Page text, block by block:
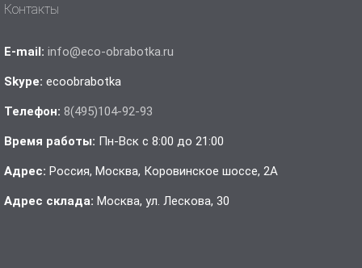
Контакты
E-mail: info@eco-obrabotka.ru
Skype: ecoobrabotka
Телефон: 8(495)104-92-93
Время работы: Пн-Вск с 8:00 до 21:00
Адрес: Россия, Москва, Коровинское шоссе, 2А
Адрес склада: Москва, ул. Лескова, 30